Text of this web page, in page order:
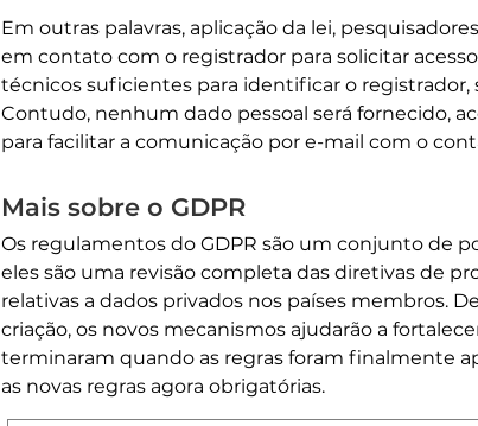
Em outras palavras, aplicação da lei,
em contato com o registrador para solicitar
técnicos suficientes para identificar o registrador,
Contudo, nenhum dado pessoal será fornecido,
para facilitar a comunicação por e-mail com o
Mais sobre o GDPR
Os regulamentos do GDPR são um conjunto de
eles são uma revisão completa das diretivas de
relativas a dados privados nos países membros.
criação, os novos mecanismos ajudarão a
terminaram quando as regras foram finalmente
as novas regras agora obrigatórias.